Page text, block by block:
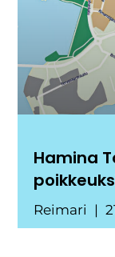
Hamina
Reimari